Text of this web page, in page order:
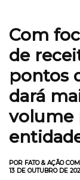
Com
de
pontos
dará
volume
POR FATO & AÇÃO
13 DE OUTUBRO DE